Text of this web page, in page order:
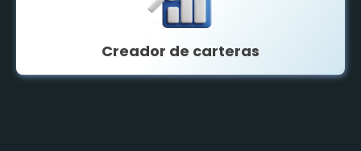
Creador de carteras